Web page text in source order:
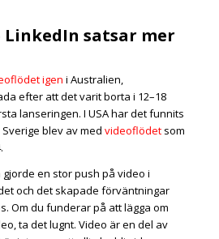
LinkedIn satsar mer
igen i Australien,
efter att det varit borta i 12–18
lanseringen. I USA har det funnits
blev av med videoflödetsom
en stor push på video i
och det skapade förväntningar
Om du funderar på att lägga om
ta det lugnt. Video är en del av